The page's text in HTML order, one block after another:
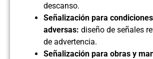
descanso.
Señalización para
adversas: diseño de señales
de advertencia.
Señalización para obras y